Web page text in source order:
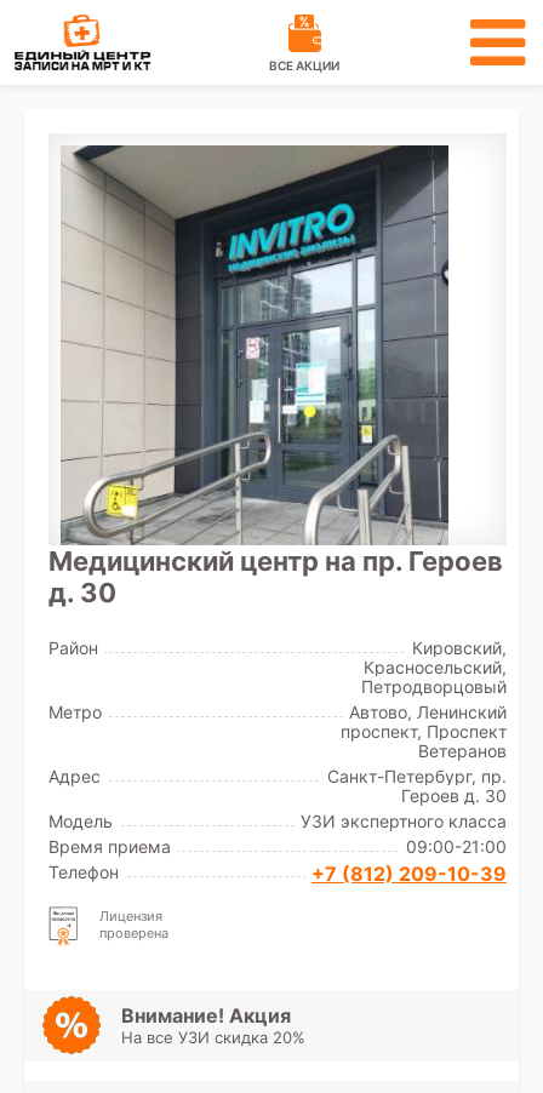
ВСЕ АКЦИИ
Медицинский центр на пр. Героев
д. 30
Район
Кировский,
Красносельский,
Петродворцовый
Метро
Автово, Ленинский
проспект, Проспект
Ветеранов
Адрес
Санкт-Петербург, пр.
Героев д. 30
Модель
УЗИ экспертного класса
Время приема
09:00-21:00
Телефон
+7 (812) 209-10-39
Лицензия
проверена
Внимание! Акция
На все УЗИ скидка 20%